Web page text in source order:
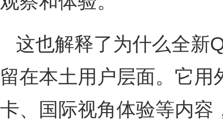
这也解释了为什么全新
留在本土用户层面。它
卡、国际视角体验等内容